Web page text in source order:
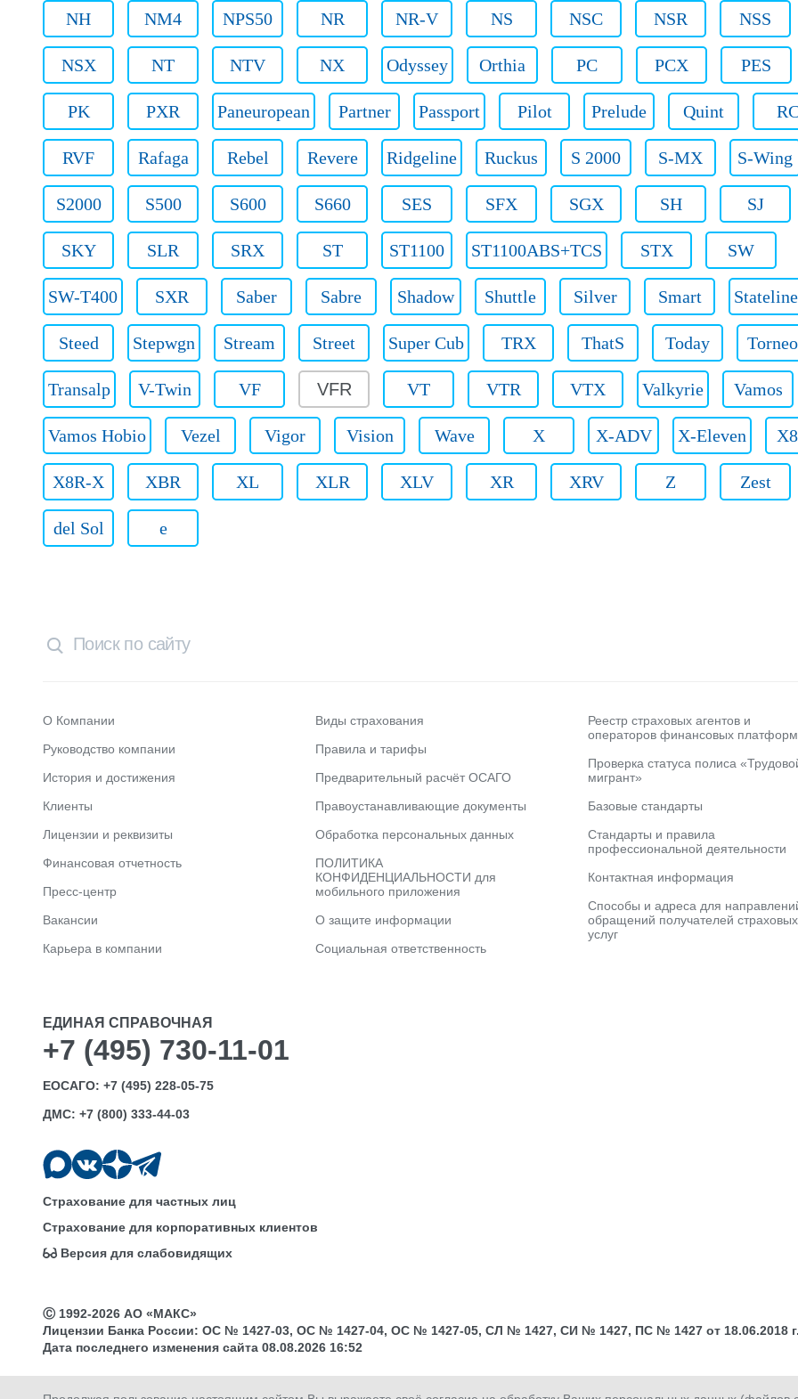
NH NM4 NPS50 NR NR-V NS NSC NSR NSS
NSX NT NTV NX Odyssey Orthia PC PCX PES
PK PXR Paneuropean Partner Passport Pilot Prelude Quint
RVF Rafaga Rebel Revere Ridgeline Ruckus S 2000 S-MX S-Wing
S2000 S500 S600 S660 SES SFX SGX SH SJ
SKY SLR SRX ST ST1100 ST1100ABS+TCS STX SW
SW-T400 SXR Saber Sabre Shadow Shuttle Silver Smart Stateline
Steed Stepwgn Stream Street Super Cub TRX ThatS Today Torneo
Transalp V-Twin VF VFR VT VTR VTX Valkyrie Vamos
Vamos Hobio Vezel Vigor Vision Wave X X-ADV X-Eleven
X8R-X XBR XL XLR XLV XR XRV Z Zest
del Sol e
О Компании
Руководство компании
История и достижения
Клиенты
Лицензии и реквизиты
Финансовая отчетность
Пресс-центр
Вакансии
Карьера в компании
Виды страхования
Правила и тарифы
Предварительный расчёт ОСАГО
Правоустанавливающие документы
Обработка персональных данных
ПОЛИТИКА
КОНФИДЕНЦИАЛЬНОСТИ для
мобильного приложения
О защите информации
Социальная ответственность
Реестр страховых агентов и
операторов финансовых платформ
Проверка статуса полиса
мигрант»
Базовые стандарты
Стандарты и правила
профессиональной деятельности
Контактная информация
Способы и адреса для
обращений получателей страховых
услуг
ЕДИНАЯ СПРАВОЧНАЯ
+7 (495) 730-11-01
ЕОСАГО: +7 (495) 228-05-75
ДМС: +7 (800) 333-44-03
Страхование для частных лиц
Страхование для корпоративных клиентов
Версия для слабовидящих
Ⓒ 1992-2026 АО «МАКС»
Лицензии Банка России: ОС № 1427-03, ОС № 1427-04, ОС № 1427-05, СЛ № 1427, СИ № 1427, ПС № 1427 от 18.06.2018
Дата последнего изменения сайта 08.08.2026 16:52